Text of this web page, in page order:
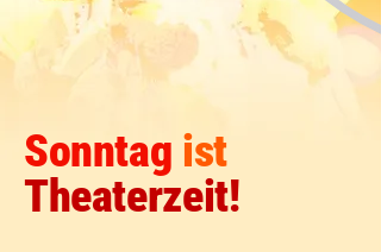
Sonntag ist
Theaterzeit!